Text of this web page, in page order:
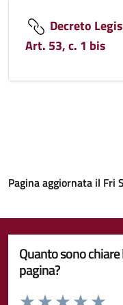
Decreto
Art. 53, c. 1 bis
Pagina aggiornata il Fri
Quanto sono
pagina?
Valuta da 1 a 5 stelle la